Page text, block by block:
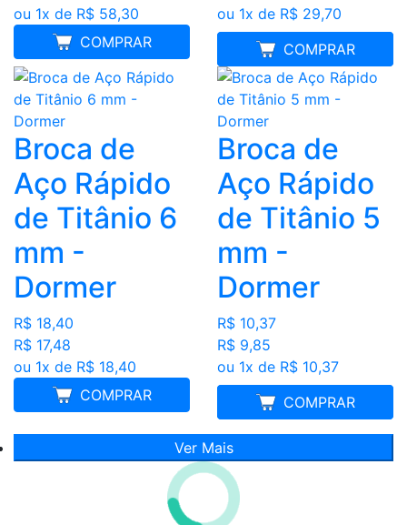
ou 1x de R$ 58,30
COMPRAR
ou 1x de R$ 29,70
COMPRAR
MELHOR PREÇO
Broca de
Aço Rápido
de Titânio 6
mm -
Dormer
R$ 18,40
R$ 17,48
ou 1x de R$ 18,40
COMPRAR
Broca de
Aço Rápido
de Titânio 5
mm -
Dormer
R$ 10,37
R$ 9,85
ou 1x de R$ 10,37
COMPRAR
MELHOR PREÇO
Ver Mais